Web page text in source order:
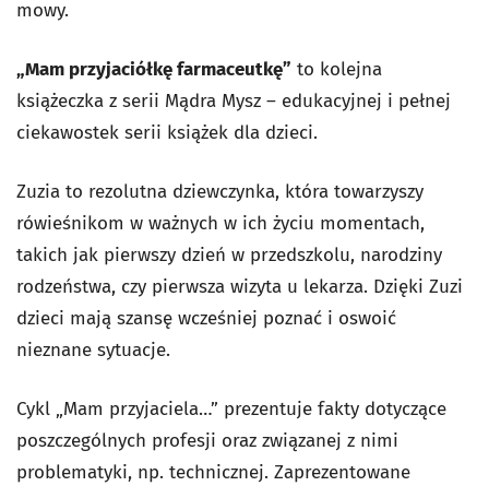
mowy.
„Mam przyjaciółkę farmaceutkę” to kolejna
książeczka z serii Mądra Mysz – edukacyjnej i pełnej
ciekawostek serii książek dla dzieci.
Zuzia to rezolutna dziewczynka, która towarzyszy
rówieśnikom w ważnych w ich życiu momentach,
takich jak pierwszy dzień w przedszkolu, narodziny
rodzeństwa, czy pierwsza wizyta u lekarza. Dzięki Zuzi
dzieci mają szansę wcześniej poznać i oswoić
nieznane sytuacje.
Cykl „Mam przyjaciela…” prezentuje fakty dotyczące
poszczególnych profesji oraz związanej z nimi
problematyki, np. technicznej. Zaprezentowane